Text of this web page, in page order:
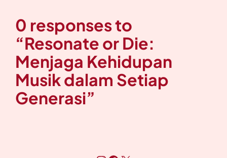
0 responses to
“Resonate or Die:
Menjaga Kehidupan
Musik dalam Setiap
Generasi”